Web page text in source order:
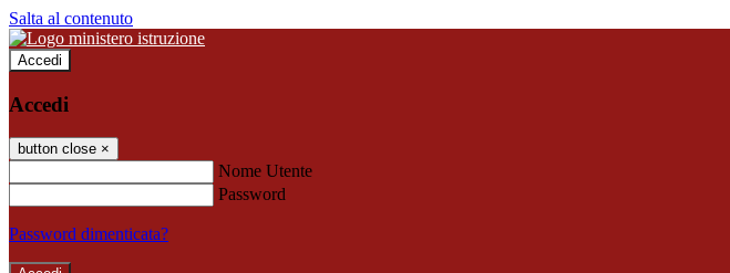
Salta al contenuto
Accedi
Accedi
button close ×
Nome Utente
Password
Password dimenticata?